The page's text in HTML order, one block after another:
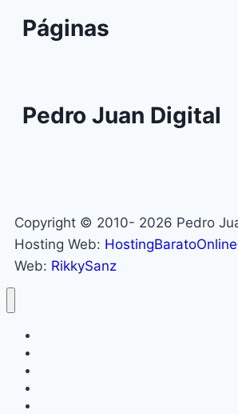
Páginas
Pedro Juan Digital
Copyright © 2010- 2026 Pedro
Hosting Web: HostingBaratoOnline
Web: RikkySanz